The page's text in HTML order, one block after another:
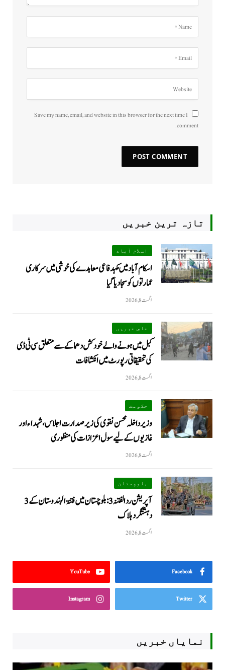
Save my name, email, and website in this browser for the next time I
comment.
تازہ ترین خبریں
اسلام آباد
اسکام آباد میں مکہدفاعی معاہدے کی خوشی میں سرکاری
عمارتوں کو سجا دیا گیا
اگست 8, 2026
خاص خبریں
کبل میں ہونے والے خودکش دھماکے سے متعلق سی ٹی ڈی
کی تحقیقاتی رپورٹ میں انکشافات
اگست 8, 2026
حکومت
وزیرداخلہ محسن نقوی کی زیر صدارت اجلاس، شہداء اور
غازیوں کے لیے سول اعزازات کی منظوری
اگست 8, 2026
بلوچستان
آپریشن رد الفتنہ 3: بلوچستان میں فتنۃ الہندوستان کے 3
دہشتگرد ہلاک
اگست 8, 2026
Facebook
YouTube
Twitter
Instagram
نمایاں خبریں